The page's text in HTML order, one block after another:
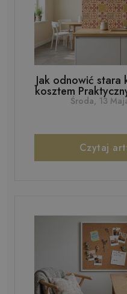
Jak odnowić stara
kosztem
Środa, 13
Czytaj